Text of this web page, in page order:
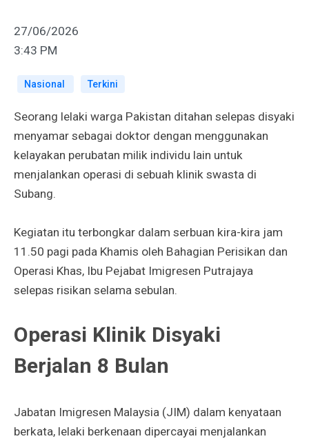
27/06/2026
3:43 PM
Nasional Terkini
Seorang lelaki warga Pakistan ditahan selepas disyaki
menyamar sebagai doktor dengan menggunakan
kelayakan perubatan milik individu lain untuk
menjalankan operasi di sebuah klinik swasta di
Subang.
Kegiatan itu terbongkar dalam serbuan kira-kira jam
11.50 pagi pada Khamis oleh Bahagian Perisikan dan
Operasi Khas, Ibu Pejabat Imigresen Putrajaya
selepas risikan selama sebulan.
Operasi Klinik Disyaki
Berjalan 8 Bulan
Jabatan Imigresen Malaysia (JIM) dalam kenyataan
berkata, lelaki berkenaan dipercayai menjalankan